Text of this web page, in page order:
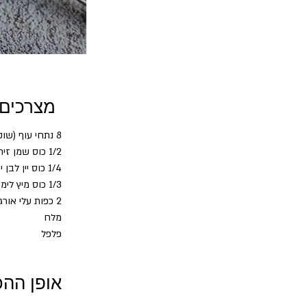
8 נתחי עוף (שוקיים או כרעיים)
1/2 כוס שמן זית
1/4 כוס יין לבן יבש
1/3 כוס מיץ לימון טרי
2 כפות עלי אורגנו או תימין טרי
מלח
פלפל
אופן